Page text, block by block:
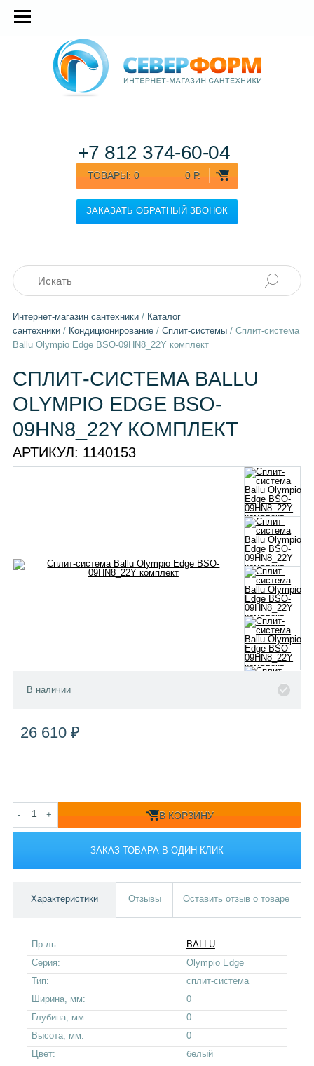
ТОВАРЫ: 0 0 Р.
ЗАКАЗАТЬ ОБРАТНЫЙ ЗВОНОК
+7 812 374-60-04
Интернет-магазин сантехники/ Каталог
сантехники/ Кондиционирование/ Сплит-системы/ Сплит-система
Ballu Olympio Edge BSO-09HN8_22Y комплект
СПЛИТ-СИСТЕМА BALLU
OLYMPIO EDGE BSO-
09HN8_22Y КОМПЛЕКТ
АРТИКУЛ: 1140153
В наличии
26 610 ₽
- + В КОРЗИНУ
ЗАКАЗ ТОВАРА В ОДИН КЛИК
Характеристики Отзывы Оставить отзыв о товаре
Пр-ль:
BALLU
Серия:
Olympio Edge
Тип:
сплит-система
Ширина, мм:
0
Глубина, мм:
0
Высота, мм:
0
Цвет:
белый